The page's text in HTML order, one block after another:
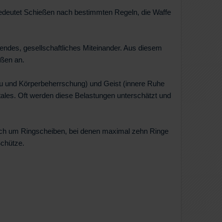
Schießen nach bestimmten Regeln, die Waffe
gesellschaftliches Miteinander. Aus diesem
an.
Körperbeherrschung) und Geist (innere Ruhe
Oft werden diese Belastungen unterschätzt und
um Ringscheiben, bei denen maximal zehn Ringe